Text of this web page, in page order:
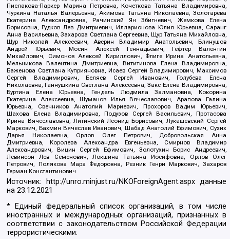
Пислакова-Паркер Марина Петровна, Кочеткова Татьяна Владимировна,
Чуркина Наталья Валерьевна, Акимова Татьяна Николаевна, Золотарева
Екатерина Александровна, Рачинский Ян Збигневич, Жемкова Елена
Борисовна, Гудков Лев Дмитриевич, Илларионова Юлия Юрьевна, Саранг
Анна Васильевна, Захарова Светлана Сергеевна, Щур Татьяна Михайловна,
Щур Николай Алексеевич, Аверин Владимир Анатольевич, Блинушов
Андрей Юрьевич, Мосин Алексей Геннадьевич, Гефтер Валентин
Михайлович, Симонов Алексей Кириллович, Флиге Ирина Анатольевна,
Мельникова Валентина Дмитриевна, Вититинова Елена Владимировна,
Баженова Светлана Куприяновна, Исаев Сергей Владимирович, Максимов
Сергей Владимирович, Беляев Сергей Иванович, Голубева Елена
Николаевна, Ганнушкина Светлана Алексеевна, Закс Елена Владимировна,
Буртина Елена Юрьевна, Гендель Людмила Залмановна, Кокорина
Екатерина Алексеевна, Шуманов Илья Вячеславович, Арапова Галина
Юрьевна, Свечников Анатолий Мариевич, Прохоров Вадим Юрьевич,
Шахова Елена Владимировна, Подузов Сергей Васильевич, Протасова
Ирина Вячеславовна, Литинский Леонид Борисович, Лукашевский Сергей
Маркович, Бахмин Вячеслав Иванович, Шабад Анатолий Ефимович, Сухих
Дарья Николаевна, Орлов Олег Петрович, Добровольская Анна
Дмитриевна, Королева Александра Евгеньевна, Смирнов Владимир
Александрович, Вицин Сергей Ефимович, Золотухин Борис Андреевич,
Левинсон Лев Семенович, Локшина Татьяна Иосифовна, Орлов Олег
Петрович, Полякова Мара Федоровна, Резник Генри Маркович, Захаров
Герман Константинович
Источник: http://unro.minjust.ru/NKOForeignAgent.aspxданные
на23.12.2021
* Единый федеральный список организаций, в том числе
иностранных и международных организаций, признанных в
соответствии с законодательством Российской Федерации
террористическими: